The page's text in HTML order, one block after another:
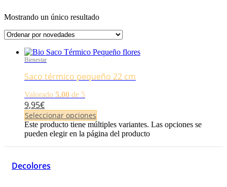
Mostrando un único resultado
Bienestar
Saco térmico pequeño 22 cm
Valorado 5.00 de 5
9,95€
Seleccionar opciones
Este producto tiene múltiples variantes. Las opciones se
pueden elegir en la página del producto
Decolores